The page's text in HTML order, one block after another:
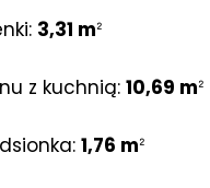
3,31 mᒾ
z kuchnią: 10,69 mᒾ
1,76 mᒾ